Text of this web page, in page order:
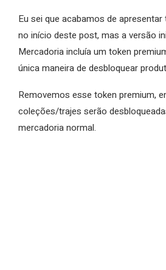
Eu sei que acabamos de
no início deste post, mas a versão
Mercadoria incluía um token
única maneira de desbloquear
Removemos esse token premium,
coleções/trajes serão
mercadoria normal.